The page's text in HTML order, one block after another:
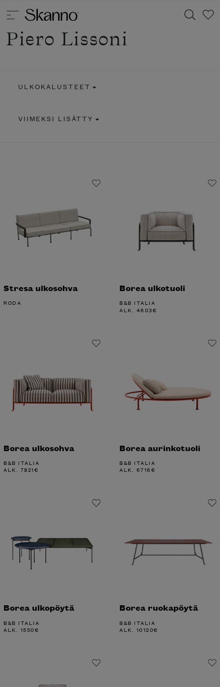
Piero Lissoni
ULKOKALUSTEET
VIIMEKSI LISÄTTY
Stresa ulkosohva
RODA
Borea ulkotuoli
B&B ITALIA
ALK. 4603€
Borea ulkosohva
B&B ITALIA
ALK. 7821€
Borea aurinkotuoli
B&B ITALIA
ALK. 6716€
Borea ulkopöytä
B&B ITALIA
ALK. 1550€
Borea ruokapöytä
B&B ITALIA
ALK. 10120€